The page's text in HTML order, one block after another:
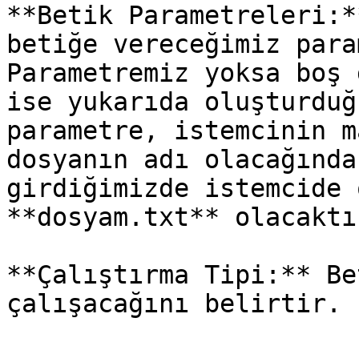
**Betik
betiğe vereceğimiz
Parametremiz yoksa
ise yukarıda
parametre, istemcinin
dosyanın adı
girdiğimizde istemcide
**dosyam.txt**
**Çalıştırma Tipi:**
çalışacağını belirtir.